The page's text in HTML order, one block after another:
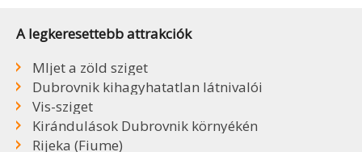
A legkeresettebb attrakciók
Mljet a zöld sziget
Dubrovnik kihagyhatatlan látnivalói
Vis-sziget
Kirándulások Dubrovnik környékén
Rijeka (Fiume)